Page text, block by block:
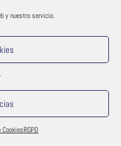
y nuestro servicio.
RGPD